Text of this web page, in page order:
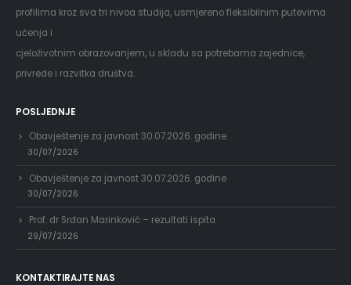
profilima kroz sva tri nivoa studija, usmjereno fleksibilnim putevima
učenja i
cjeloživotnim obrazovanjem, u skladu sa potrebama zajednice,
privrede i razvitka društva.
POSLJEDNJE
Obavještenje za javnost 30.07.2026. godine
30/07/2026
Obavještenje za javnost 30.07.2026. godine
30/07/2026
Prof. dr Srđan Marinković – rezultati ispita
29/07/2026
KONTAKTIRAJTE NAS